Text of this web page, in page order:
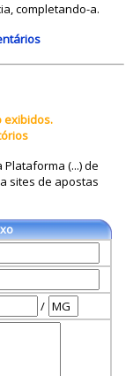
completando-a.
exibidos.
(...) de
sites de apostas
/